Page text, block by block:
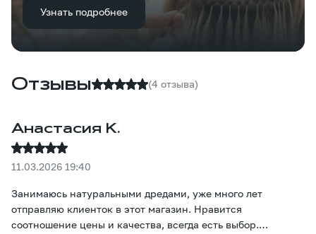
Узнать подробнее
Отзывы (4 отзыва)
Анастасия К.
11.03.2026 19:40
Занимаюсь натуральными дредами, уже много лет
отправляю клиенток в этот магазин. Нравится
соотношение цены и качества, всегда есть выбор.